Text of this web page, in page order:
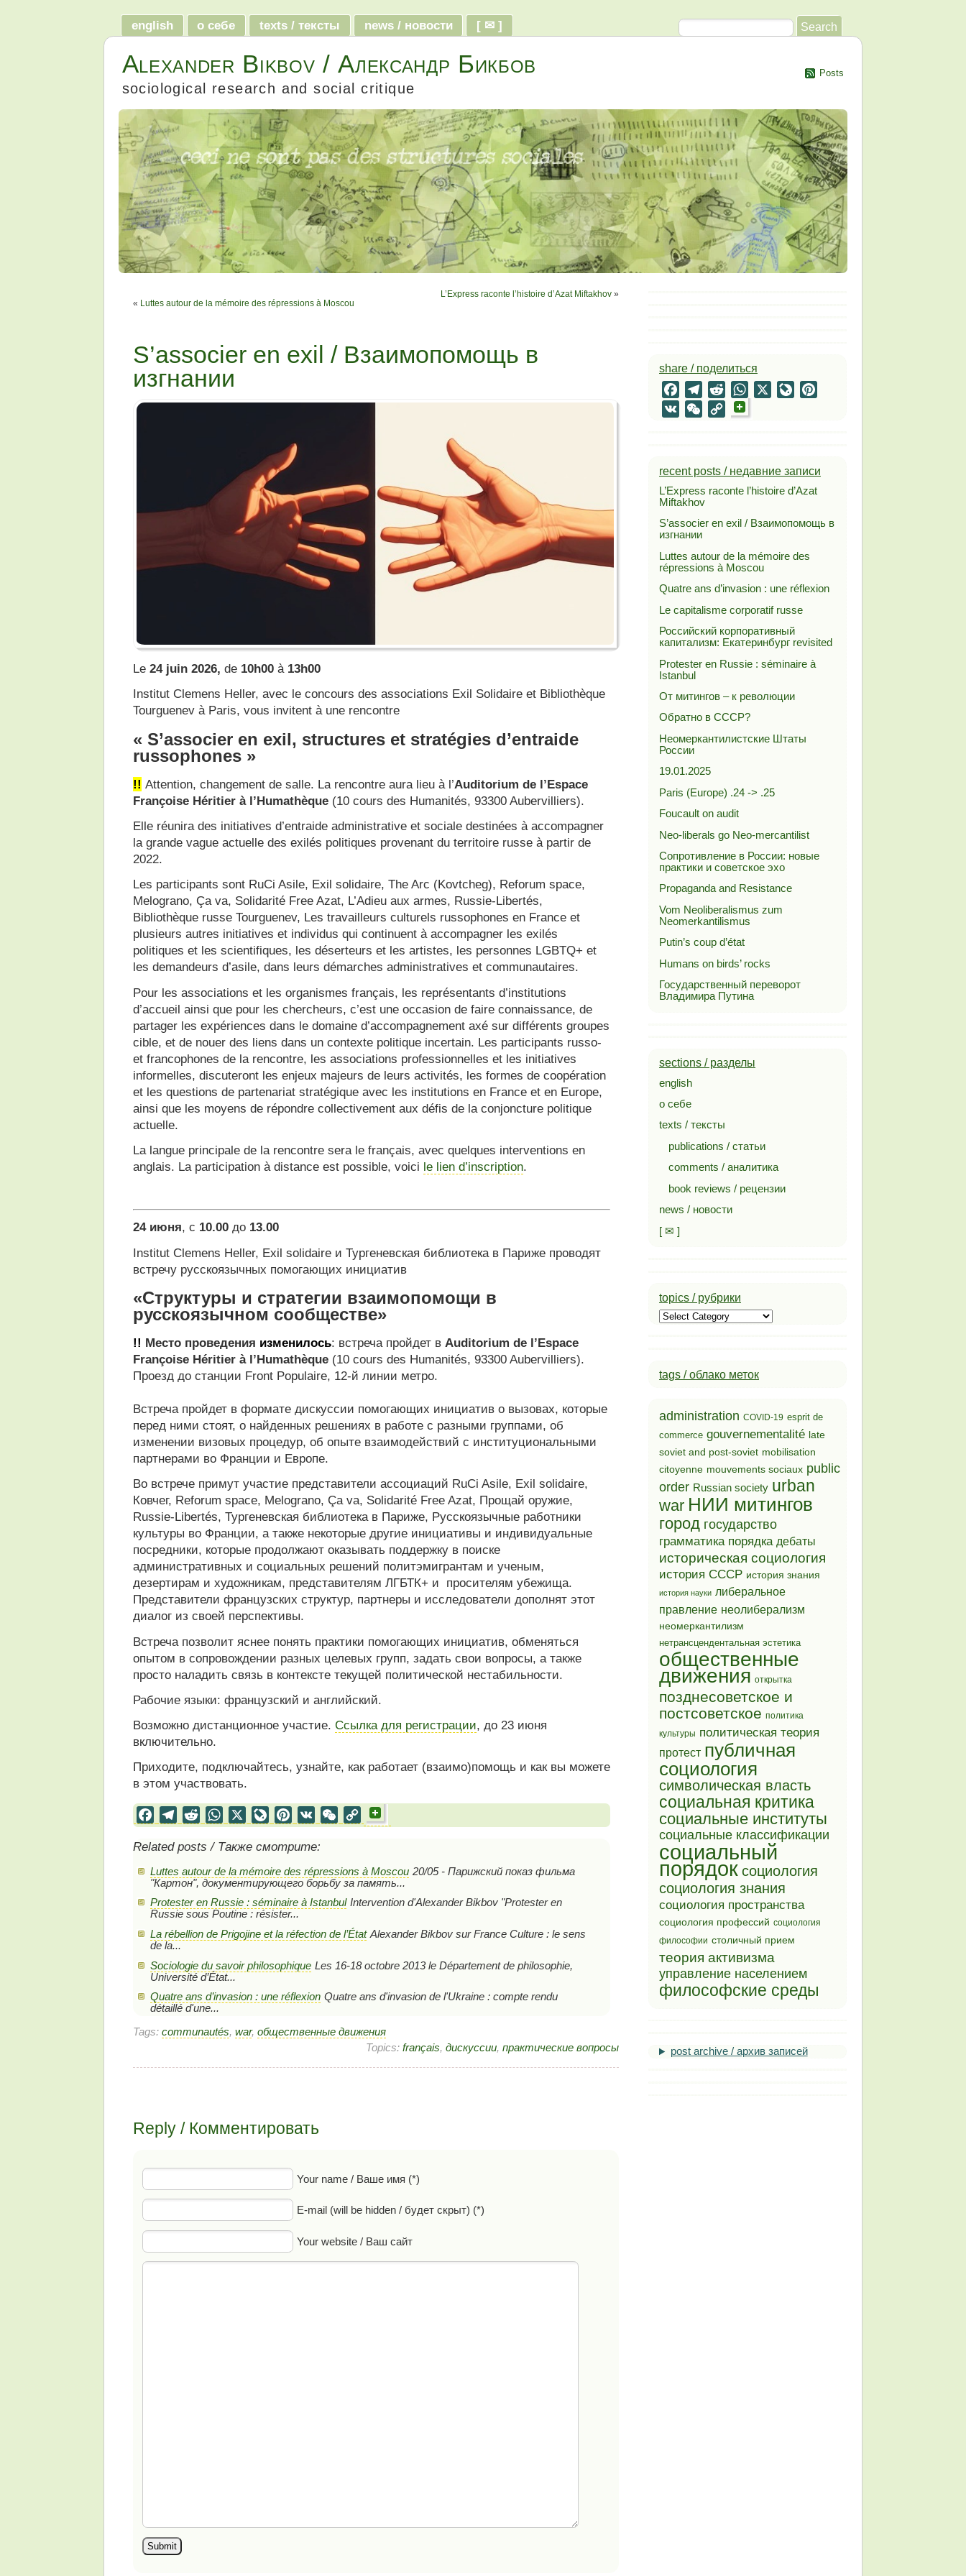
english о себе texts / тексты news / новости [ ✉ ]
Alexander Bikbov / Александр Бикбов
sociological research and social critique
Posts
« Luttes autour de la mémoire des répressions à Moscou
L’Express raconte l’histoire d’Azat Miftakhov »
S’associer en exil / Взаимопомощь в
изгнании
Le 24 juin 2026, de 10h00 à13h00
Institut Clemens Heller, avec le concours des associations Exil Solidaire et Bibliothèque
Tourguenev à Paris, vous invitent à une rencontre
« S’associer en exil, structures et stratégies d’entraide
russophones »
!! Attention, changement de salle. La rencontre aura lieu à l’Auditorium de l’Espace
Françoise Héritier à l’Humathèque(10 cours des Humanités, 93300 Aubervilliers).
Elle réunira des initiatives d’entraide administrative et sociale destinées à accompagner
la grande vague actuelle des exilés politiques provenant du territoire russe à partir de
2022.
Les participants sont RuCi Asile, Exil solidaire, The Arc (Kovtcheg), Reforum space,
Melograno, Ça va, Solidarité Free Azat, L’Adieu aux armes, Russie-Libertés,
Bibliothèque russe Tourguenev, Les travailleurs culturels russophones en France et
plusieurs autres initiatives et individus qui continuent à accompagner les exilés
politiques et les scientifiques, les déserteurs et les artistes, les personnes LGBTQ+ et
les demandeurs d’asile, dans leurs démarches administratives et communautaires.
Pour les associations et les organismes français, les représentants d’institutions
d’accueil ainsi que pour les chercheurs, c’est une occasion de faire connaissance, de
partager les expériences dans le domaine d’accompagnement axé sur différents groupes
cible, et de nouer des liens dans un contexte politique incertain. Les participants russo-
et francophones de la rencontre, les associations professionnelles et les initiatives
informelles, discuteront les enjeux majeurs de leurs activités, les formes de coopération
et les questions de partenariat stratégique avec les institutions en France et en Europe,
ainsi que les moyens de répondre collectivement aux défis de la conjoncture politique
actuelle.
La langue principale de la rencontre sera le français, avec quelques interventions en
anglais. La participation à distance est possible, voici le lien d’inscription.
24 июня, с 10.00 до13.00
Institut Clemens Heller, Exil solidaire и Тургеневская библиотека в Париже проводят
встречу русскоязычных помогающих инициатив
«Структуры и стратегии взаимопомощи в
русскоязычном сообществе»
!! Место проведения изменилось: встреча пройдет в Auditorium de l’Espace
Françoise Héritier à l’Humathèque(10 cours des Humanités, 93300 Aubervilliers).
Проезд до станции Front Populaire, 12-й линии метро.
Встреча пройдет в формате дискуссии помогающих инициатив о вызовах, которые
перед ними стоят, о найденных решениях в работе с разными группами, об
изменении визовых процедур, об опыте взаимодействий с институциональными
партнерами во Франции и Европе.
Во встрече примут участие представители ассоциаций RuCi Asile, Exil solidaire,
Ковчег, Reforum space, Melograno, Ça va, Solidarité Free Azat, Прощай оружие,
Russie-Libertés, Тургеневская библиотека в Париже, Русскоязычные работники
культуры во Франции, а также некоторые другие инициативы и индивидуальные
посредники, которые продолжают оказывать поддержку в поиске
административных и социальных решений политэмигрантам и ученым,
дезертирам и художникам, представителям ЛГБТК+ и просителям убежища.
Представители французских структур, партнеры и исследователи дополнят этот
диалог из своей перспективы.
Встреча позволит яснее понять практики помогающих инициатив, обменяться
опытом в сопровождении разных целевых групп, задать свои вопросы, а также
просто наладить связь в контексте текущей политической нестабильности.
Рабочие языки: французский и английский.
Возможно дистанционное участие. Ссылка для регистрации, до 23 июня
включительно.
Приходите, подключайтесь, узнайте, как работает (взаимо)помощь и как вы можете
в этом участвовать.
FacebookTelegramRedditWhatsApp LiveJournal
Pinterest
VK WeChat
Copy
Related posts / Также смотрите:
Luttes autour de la mémoire des répressions à Moscou 20/05 - Парижский показ фильма
"Картон", документирующего борьбу за память...
Protester en Russie : séminaire à Istanbul Intervention d'Alexander Bikbov "Protester en
Russie sous Poutine : résister...
La rébellion de Prigojine et la réfection de l’État Alexander Bikbov sur France Culture : le sens
de la...
Sociologie du savoir philosophique Les 16-18 octobre 2013 le Département de philosophie,
Université d’État...
Quatre ans d’invasion : une réflexion Quatre ans d'invasion de l'Ukraine : compte rendu
détaillé d'une...
Tags: communautés, war, общественные движения
Topics:français,дискуссии,практические вопросы
Reply / Комментировать
Your name / Ваше имя (*)
E-mail (will be hidden / будет скрыт) (*)
Your website / Ваш сайт
share / поделиться
FacebookTelegramRedditWhatsApp LiveJournal
VK
WeChat
Copy
recent posts / недавние записи
L’Express raconte l’histoire d’Azat
Miftakhov
S’associer en exil / Взаимопомощь в
изгнании
Luttes autour de la mémoire des
répressions à Moscou
Quatre ans d’invasion : une réflexion
Le capitalisme corporatif russe
Российский корпоративный
капитализм: Екатеринбург revisited
Protester en Russie : séminaire à
Istanbul
От митингов – к революции
Обратно в СССР?
Неомеркантилистские Штаты
России
19.01.2025
Paris (Europe) .24 -> .25
Foucault on audit
Neo-liberals go Neo-mercantilist
Сопротивление в России: новые
практики и советское эхо
Propaganda and Resistance
Vom Neoliberalismus zum
Neomerkantilismus
Putin’s coup d’état
Humans on birds’ rocks
Государственный переворот
Владимира Путина
sections / разделы
english
о себе
texts / тексты
publications / статьи
comments / аналитика
book reviews / рецензии
news / новости
[ ✉ ]
topics / рубрики
topics
/
tags / облако меток
administration COVID-19 esprit de
commerce gouvernementalité late
soviet and post-soviet mobilisation
citoyenne mouvements sociaux public
order Russian society urban
war НИИ митингов
город государство
грамматика порядка дебаты
историческая социология
история СССР история знания
история науки либеральное
правление неолиберализм
неомеркантилизм
нетрансцендентальная эстетика
общественные
движения открытка
позднесоветское и
постсоветское политика
культуры политическая теория
протест публичная
социология
символическая власть
социальная критика
социальные институты
социальные классификации
социальный
порядок социология
социология знания
социология пространства
социология профессий социология
философии столичный прием
теория активизма
управление населением
философские среды
post archive / архив записей